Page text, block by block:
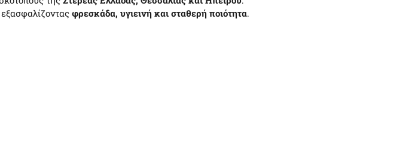
φρεσκάδα, υγιεινή και σταθερή ποιότητα.